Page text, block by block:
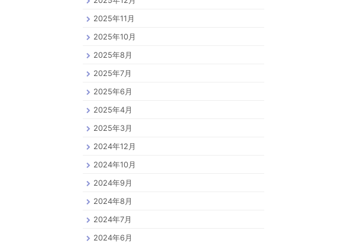
2025年11月
2025年10月
2025年8月
2025年7月
2025年6月
2025年4月
2025年3月
2024年12月
2024年10月
2024年9月
2024年8月
2024年7月
2024年6月